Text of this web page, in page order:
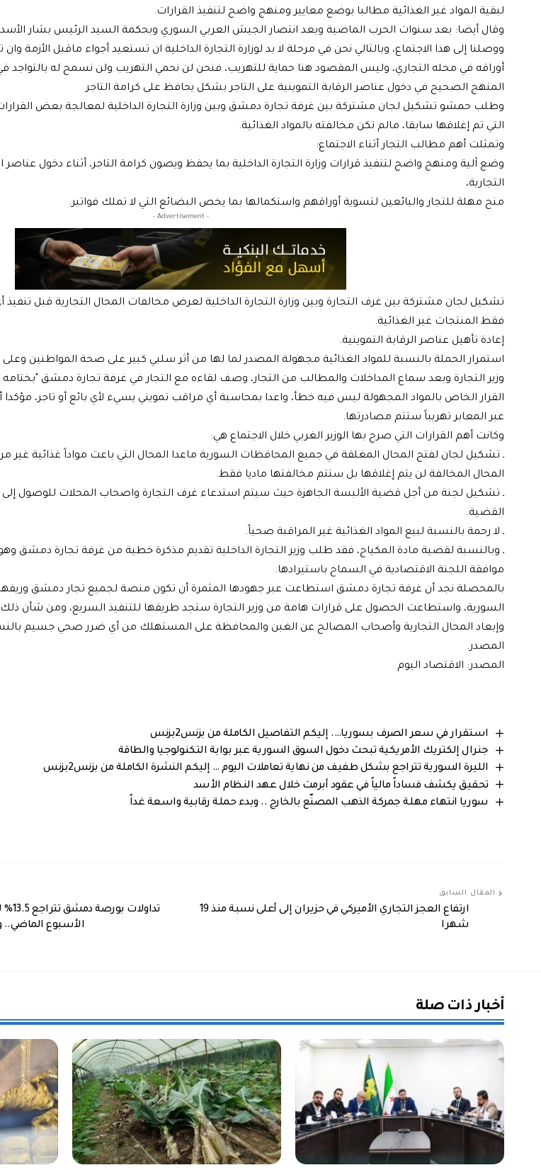
لبقية المواد غير الغذائية مطالبا بوضع معايير ومنهج واضح لتنفيذ القرارات.
وقال أيضا: بعد سنوات الحرب الماضية وبعد انتصار الجيش العربي السوري وبحكمة السيد الرئيس بشار الأسد
ووصلنا إلى هذا الاجتماع، وبالتالي نحن في مرحلة لا بد لوزارة التجارة الداخلية ان تستعيد أجواء ماقبل الأزمة
أوراقه في محله التجاري، وليس المقصود هنا حماية للتهريب، فنحن لن نحمي التهريب ولن نسمح له بالتواجد في
المنهج الصحيح في دخول عناصر الرقابة التموينية على التاجر بشكل يحافظ على كرامة التاجر
وطلب حمشو تشكيل لجان مشتركة بين غرفة تجارة دمشق وبين وزارة التجارة الداخلية لمعالجة بعض
التي تم إغلاقها سابقا، مالم تكن مخالفته بالمواد الغذائية.
وتمثلت أهم مطالب التجار أثناء الاجتماع:
وضع آلية ومنهج واضح لتنفيذ قرارات وزارة التجارة الداخلية بما يحفظ ويصون كرامة التاجر، أثناء دخول عناصر
التجارية،
منح مهلة للتجار والبائعين لتسوية أوراقهم واستكمالها بما يخص البضائع التي لا تملك فواتير.
- Advertisement -
تشكيل لجان مشتركة بين غرف التجارة وبين وزارة التجارة الداخلية لعرض مخالفات المحال التجارية قبل تنفيذ
فقط المنتجات غير الغذائية.
إعادة تأهيل عناصر الرقابة التموينية.
استمرار الحملة بالنسبة للمواد الغذائية مجهولة المصدر لما لها من أثر سلبي كبير على صحة المواطنين وعلى
وزير التجارة وبعد سماع المداخلات والمطالب من التجار، وصف لقاءه مع التجار في غرفة تجارة دمشق
القرار الخاص بالمواد المجهولة ليس فيه خطأ، واعدا بمحاسبة أي مراقب تمويني يسيء لأي بائع أو تاجر،
عبر المعابر تهريباً ستتم مصادرتها.
وكانت أهم القرارات التي صرح بها الوزير الغربي خلال الاجتماع هي:
ـ تشكيل لجان لفتح المحال المغلقة في جميع المحافظات السورية ماعدا المحال التي باعت مواداً غذائية غير
المحال المخالفة لن يتم إغلاقها بل ستتم مخالفتها ماديا فقط.
ـ تشكيل لجنة من أجل قضية الألبسة الجاهزة حيث سيتم استدعاء غرف التجارة واصحاب المحلات للوصول
القضية.
ـ لا رحمة بالنسبة لبيع المواد الغذائية غير المراقبة صحياً.
ـ وبالنسبة لقضية مادة المكياج، فقد طلب وزير التجارة الداخلية تقديم مذكرة خطية من غرفة تجارة
موافقة اللجنة الاقتصادية في السماح باستيرادها.
بالمحصلة نجد أن غرفة تجارة دمشق استطاعت عبر جهودها المثمرة أن تكون منصة لجميع تجار دمشق
السورية، واستطاعت الحصول على قرارات هامة من وزير التجارة ستجد طريقها للتنفيذ السريع، ومن شأن ذلك
وإبعاد المحال التجارية وأصحاب المصالح عن الغبن والمحافظة على المستهلك من أي ضرر صحي جسيم
المصدر.
المصدر: الاقتصاد اليوم
استقرار في سعر الصرف بسوريا…. إليكم التفاصيل الكاملة من بزنس2بزنس
جنرال إلكتريك الأمريكية تبحث دخول السوق السورية عبر بوابة التكنولوجيا والطاقة
الليرة السورية تتراجع بشكل طفيف من نهاية تعاملات اليوم … إليكم النشرة الكاملة من بزنس2بزنس
تحقيق يكشف فساداً مالياً في عقود أبرمت خلال عهد النظام الأسد
سوريا انتهاء مهلة جمركة الذهب المصنّع بالخارج .. وبدء حملة رقابية واسعة غداً
المقال السابق
ارتفاع العجز التجاري الأميركي في حزيران إلى أعلى نسبة منذ 19
شهرا
الأسبوع الماضي..
أخبار ذات صلة